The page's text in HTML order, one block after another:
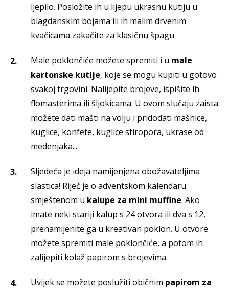
ljepilo. Posložite ih u lijepu ukrasnu kutiju u
blagdanskim bojama ili ih malim drvenim
kvačicama zakačite za klasičnu špagu.
Male poklončiće možete spremiti i u male
kartonske kutije, koje se mogu kupiti u gotovo
svakoj trgovini. Nalijepite brojeve, ispišite ih
flomasterima ili šljokicama. U ovom slučaju zaista
možete dati mašti na volju i pridodati mašnice,
kuglice, konfete, kuglice stiropora, ukrase od
medenjaka...
Sljedeća je ideja namijenjena obožavateljima
slastica! Riječ je o adventskom kalendaru
smještenom u kalupe za mini muffine. Ako
imate neki stariji kalup s 24 otvora ili dva s 12,
prenamijenite ga u kreativan poklon. U otvore
možete spremiti male poklončiće, a potom ih
zalijepiti kolaž papirom s brojevima.
Uvijek se možete poslužiti običnim papirom za